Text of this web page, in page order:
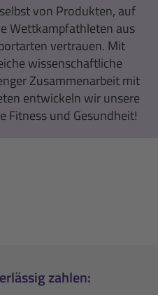
von Produkten, auf
Wettkampfathleten aus
vertrauen. Mit
wissenschaftliche
Zusammenarbeit mit
entwickeln wir unsere
Fitness und Gesundheit!
zahlen: